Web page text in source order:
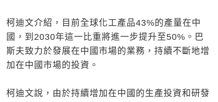
柯迪文介紹，目前全球化工產品43%的產量在中
國，到2030年這一比重將進一步提升至50%。巴
斯夫致力於發展在中國市場的業務，持續不斷地增
加在中國市場的投資。
柯迪文說，由於持續增加在中國的生產投資和研發